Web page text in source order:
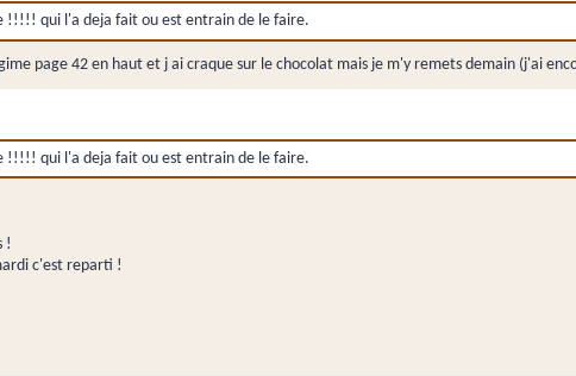
!!!!! qui l'a deja fait ou est entrain de le faire.
page 42 en haut et j ai craque sur le chocolat mais je m'y remets demain (j'ai
!!!!! qui l'a deja fait ou est entrain de le faire.
!
c'est reparti !